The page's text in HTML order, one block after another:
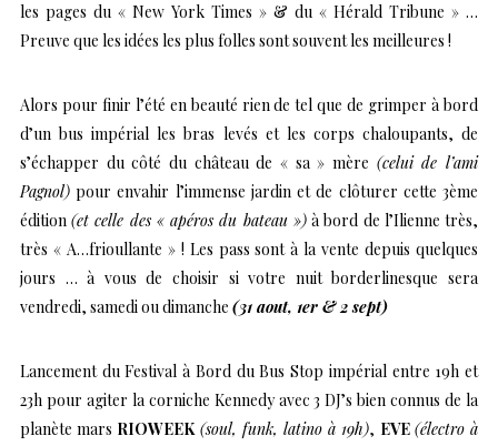
les pages du « New York Times » & du « Hérald Tribune » …
Preuve que les idées les plus folles sont souvent les meilleures !
Alors pour finir l’été en beauté rien de tel que de grimper à bord
d’un bus impérial les bras levés et les corps chaloupants, de
s’échapper du côté du château de « sa » mère (celui de l’ami
Pagnol) pour envahir l’immense jardin et de clôturer cette 3ème
édition(et celle des « apéros du bateau »)à bord de l’Ilienne très,
très « A…frioullante » ! Les pass sont à la vente depuis quelques
jours … à vous de choisir si votre nuit borderlinesque sera
vendredi, samedi ou dimanche (31 aout, 1er & 2 sept)
Lancement du Festival à Bord du Bus Stop impérial entre 19h et
23h pour agiter la corniche Kennedy avec 3 DJ’s bien connus de la
planète mars RIOWEEK (soul, funk, latino à 19h), EVE (électro à